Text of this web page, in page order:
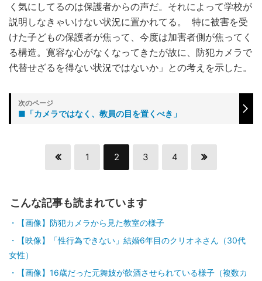
く気にしてるのは保護者からの声だ。それによって学校が
説明しなきゃいけない状況に置かれてる。 特に被害を受
けた子どもの保護者が焦って、今度は加害者側が焦ってく
る構造。寛容な心がなくなってきたが故に、防犯カメラで
代替せざるを得ない状況ではないか」との考えを示した。
■「カメラではなく、教員の目を置くべき」
1 2 3 4
こんな記事も読まれています
【画像】防犯カメラから見た教室の様子
【映像】「性行為できない」結婚6年目のクリオネさん（30代
女性）
【画像】16歳だった元舞妓が飲酒させられている様子（複数カ